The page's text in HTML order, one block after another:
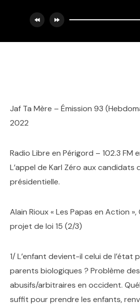
Jaf Ta Mère – Émission 93
2022
Radio Libre en Périgord – 102.3 FM
L’appel de Karl Zéro aux candidats
présidentielle.
Alain Rioux « Les Papas en Action »,
projet de loi 15 (2/3)
1/ L’enfant devient-il celui de l’état
parents biologiques ? Problème
abusifs/arbitraires en occident.
suffit pour prendre les enfants,